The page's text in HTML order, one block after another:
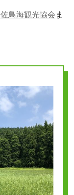
鳥海観光協会ま